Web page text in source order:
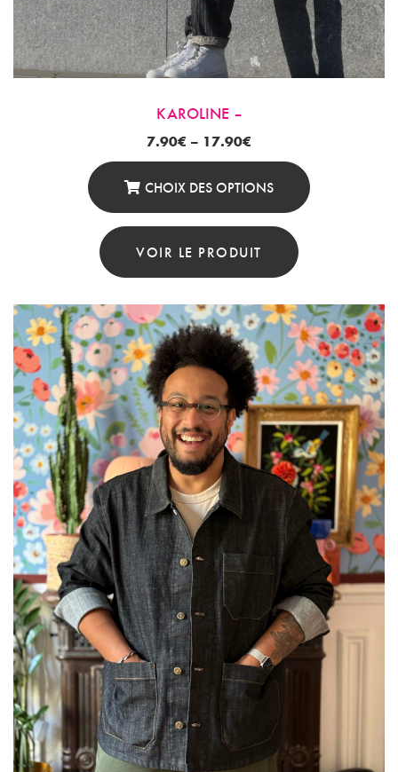
KAROLINE –
7.90€ – 17.90€
CHOIX DES OPTIONS
Ce
Variations.
Options
Peuvent
Être
Choisies
Sur
La
Page
Produit
VOIR LE PRODUIT